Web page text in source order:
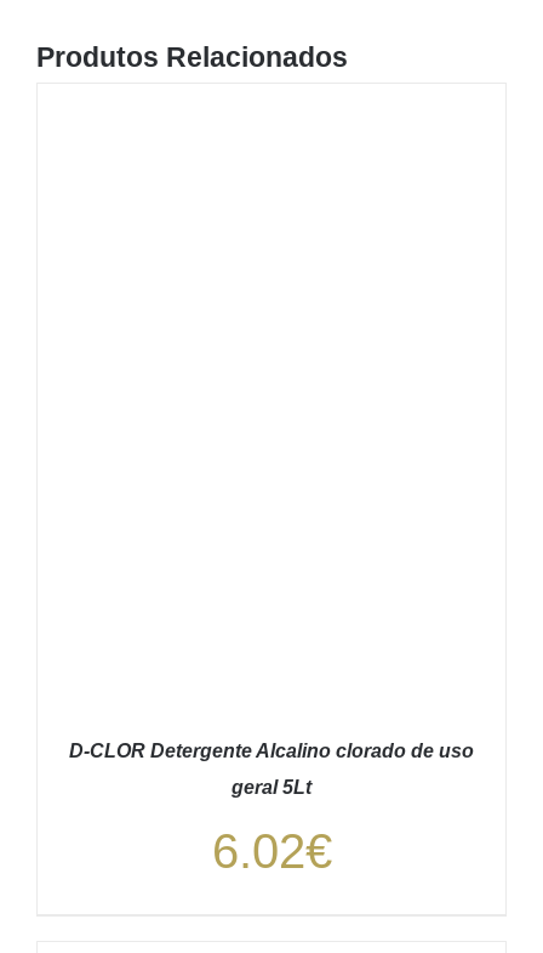
Produtos Relacionados
D-CLOR Detergente Alcalino clorado de uso
geral 5Lt
6.02€